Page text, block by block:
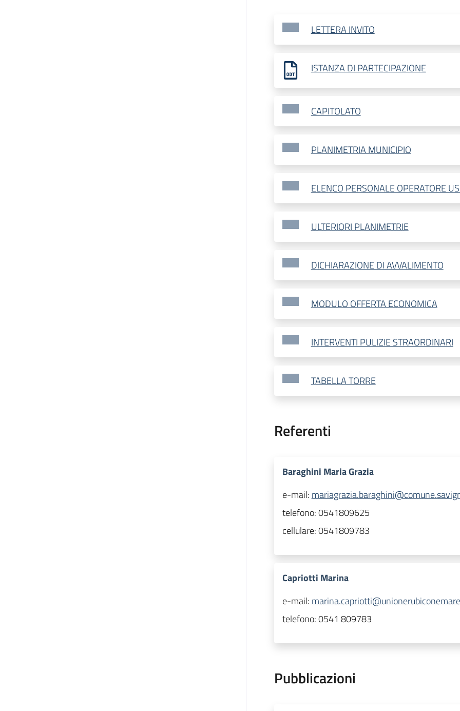
LETTERA INVITO
ISTANZA DI PARTECIPAZIONE
CAPITOLATO
PLANIMETRIA MUNICIPIO
ELENCO PERSONALE OPERATORE
ULTERIORI PLANIMETRIE
DICHIARAZIONE DI AVVALIMENTO
MODULO OFFERTA ECONOMICA
INTERVENTI PULIZIE STRAORDINARI
TABELLA TORRE
Referenti
Baraghini Maria Grazia
e-mail:
telefono:0541809625
cellulare:0541809783
Capriotti Marina
e-mail:
telefono:0541 809783
Pubblicazioni